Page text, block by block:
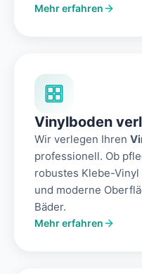
Mehr erfahren
Vinylboden
Wir verlegen Ihren
professionell. Ob
robustes Klebe-
und moderne
Bäder.
Mehr erfahren